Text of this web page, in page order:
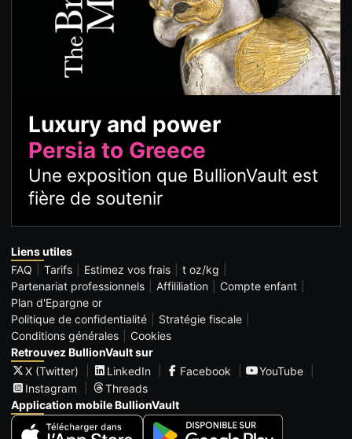
Luxury and power
Persia to Greece
Une exposition que BullionVault est
fière de soutenir
Liens utiles
FAQ
Tarifs Estimez vos frais
t oz/kg
Partenariat professionnels
Affililiation
Compte enfant
Plan d'Epargne or
Politique de confidentialité
Stratégie fiscale
Conditions générales
Cookies
Retrouvez BullionVault sur
X (Twitter)
LinkedIn Facebook
YouTube
Instagram
Threads
Application mobile BullionVault